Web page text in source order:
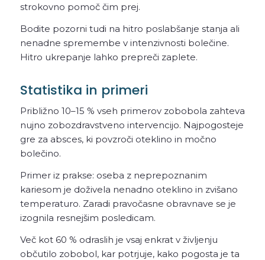
strokovno pomoč čim prej.
Bodite pozorni tudi na hitro poslabšanje stanja ali
nenadne spremembe v intenzivnosti bolečine.
Hitro ukrepanje lahko prepreči zaplete.
Statistika in primeri
Približno 10–15 % vseh primerov zobobola zahteva
nujno zobozdravstveno intervencijo. Najpogosteje
gre za absces, ki povzroči oteklino in močno
bolečino.
Primer iz prakse: oseba z neprepoznanim
kariesom je doživela nenadno oteklino in zvišano
temperaturo. Zaradi pravočasne obravnave se je
izognila resnejšim posledicam.
Več kot 60 % odraslih je vsaj enkrat v življenju
občutilo zobobol, kar potrjuje, kako pogosta je ta